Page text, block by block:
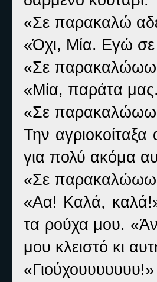
«Σε παρακαλώ
«Όχι, Μία. Εγώ σε
«Σε
«Μία, παράτα
«Σε
Την
για πολύ ακόμα
«Σε
«Αα! Καλά,
τα ρούχα μου.
μου κλειστό κι